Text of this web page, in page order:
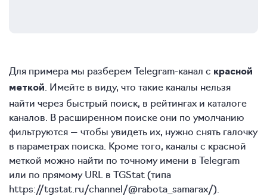
Для примера мы разберем Telegram-канал с красной
меткой
. Имейте в виду, что такие каналы нельзя
найти через быстрый поиск, в рейтингах и каталоге
каналов. В расширенном поиске они по умолчанию
фильтруются — чтобы увидеть их, нужно снять галочку
в параметрах поиска. Кроме того, каналы с красной
меткой можно найти по точному имени в Telegram
или по прямому URL в TGStat (типа
https://tgstat.ru/channel/@rabota_samarax/).